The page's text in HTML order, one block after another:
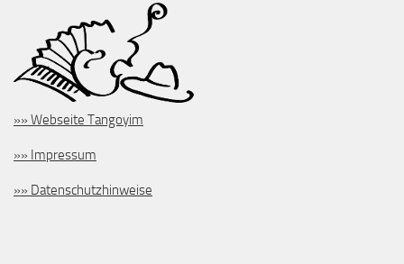
»» Webseite Tangoyim
»» Impressum
»» Datenschutzhinweise